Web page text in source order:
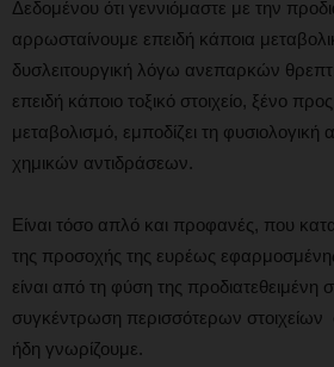
Δεδομένου ότι γεννιόμαστε με την
αρρωσταίνουμε επειδή κάποια
δυσλειτουργική λόγω ανεπαρκών
επειδή κάποιο τοξικό στοιχείο, ξένο
μεταβολισμό, εμποδίζει τη
χημικών αντιδράσεων.
Είναι τόσο απλό και προφανές, που
της προσοχής της ευρέως
είναι από τη φύση της προδιατεθειμένη
συγκέντρωση περισσότερων στοιχείων
ήδη γνωρίζουμε.